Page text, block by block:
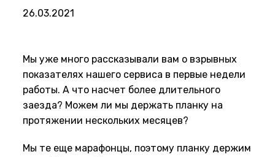
26.03.2021
Мы уже много рассказывали вам о взрывных
показателях нашего сервиса в первые недели
работы. А что насчет более длительного
заезда? Можем ли мы держать планку на
протяжении нескольких месяцев?
Мы те еще марафонцы, поэтому планку держим